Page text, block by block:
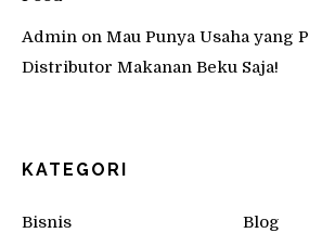
Admin on Mau Punya Usaha yang
Distributor Makanan Beku Saja!
KATEGORI
Bisnis Blog